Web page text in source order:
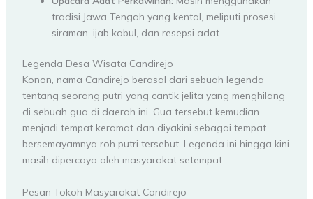
tradisi Jawa Tengah yang kental, meliputi prosesi
siraman, ijab kabul, dan resepsi adat.
Legenda Desa Wisata Candirejo
Konon, nama Candirejo berasal dari sebuah legenda
tentang seorang putri yang cantik jelita yang menghilang
di sebuah gua di daerah ini. Gua tersebut kemudian
menjadi tempat keramat dan diyakini sebagai tempat
bersemayamnya roh putri tersebut. Legenda ini hingga kini
masih dipercaya oleh masyarakat setempat.
Pesan Tokoh Masyarakat Candirejo